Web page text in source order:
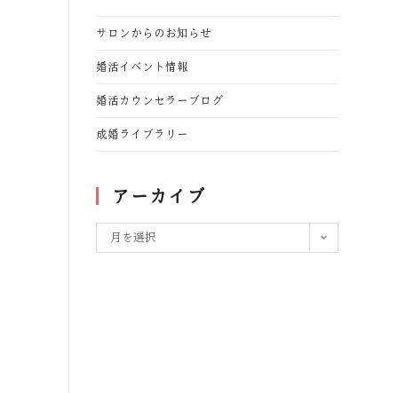
サロンからのお知らせ
婚活イベント情報
婚活カウンセラーブログ
成婚ライブラリー
アーカイブ
月を選択